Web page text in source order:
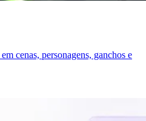
cenas, personagens, ganchos e